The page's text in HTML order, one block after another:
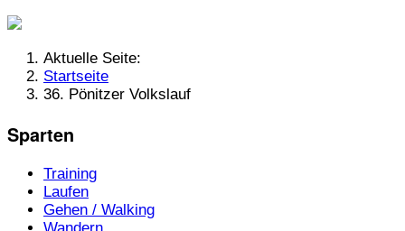
Aktuelle Seite:
Startseite
36. Pönitzer Volkslauf
Sparten
Training
Laufen
Gehen / Walking
Wandern